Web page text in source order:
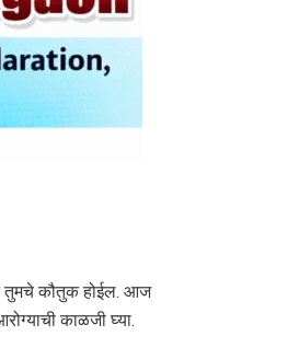
तुमचे कौतुक होईल. आज
काळजी घ्या.